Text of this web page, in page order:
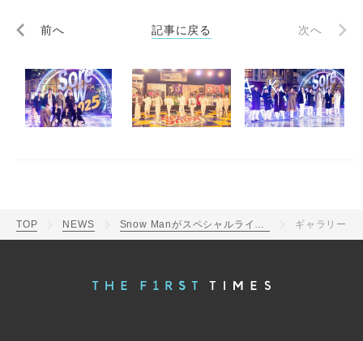
前へ 記事に戻る 次へ
TOP NEWS ギャラリー